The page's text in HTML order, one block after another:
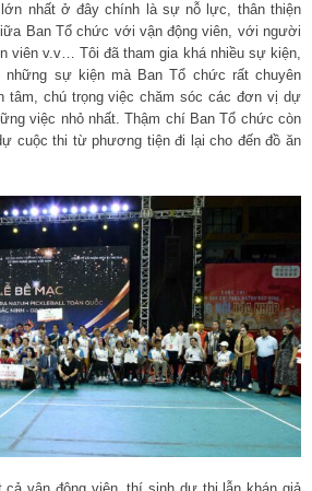
nhất ở đây chính là sự nỗ lực, thân thiện
Ban Tổ chức với vận động viên, với người
viên v.v… Tôi đã tham gia khá nhiều sự kiện,
sự kiện mà Ban Tổ chức rất chuyên
tâm, chú trọng việc chăm sóc các đơn vị dự
việc nhỏ nhất. Thậm chí Ban Tổ chức còn
cuộc thi từ phương tiện đi lại cho đến đồ ăn